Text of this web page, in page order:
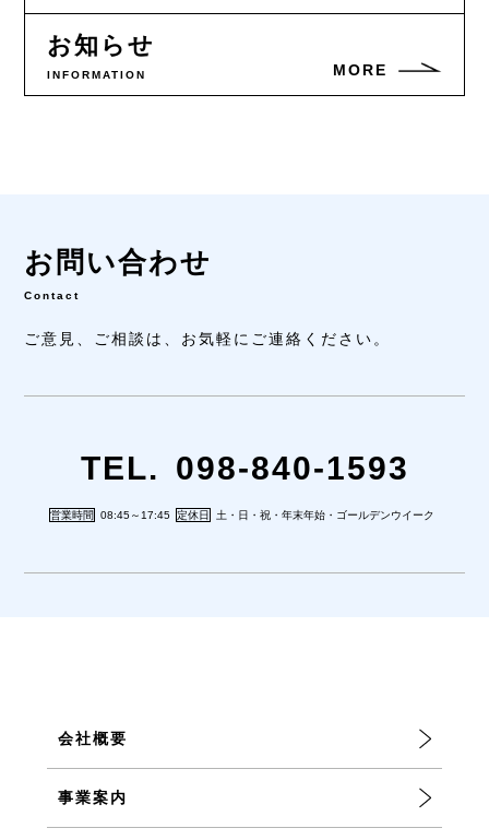
お知らせ
INFORMATION MORE
お問い合わせ
Contact
ご意見、ご相談は、 お気軽にご連絡ください。
TEL. 098-840-1593
営業時間 08:45～17:45 定休日 土・日・祝・年末年始・ゴールデンウイーク
会社概要
事業案内